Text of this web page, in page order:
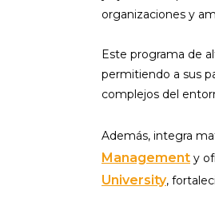
organizaciones y
Este programa de
permitiendo a sus
complejos del
Además, integra
Management y
University,